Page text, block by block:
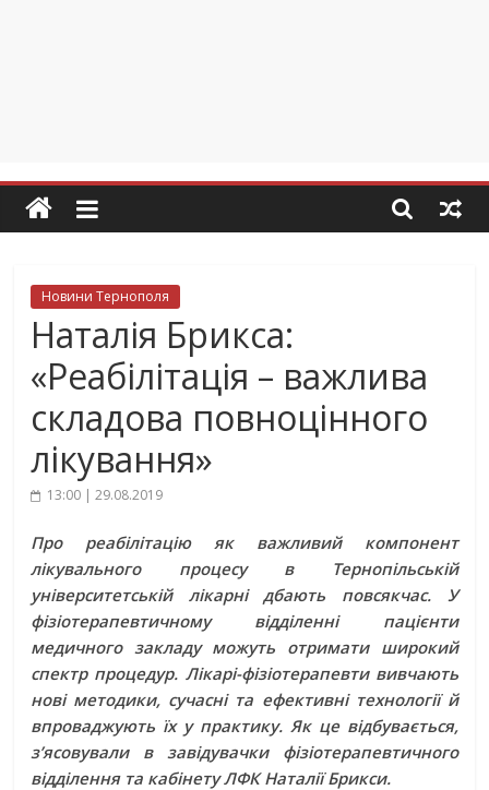
Новини Тернополя
Наталія Брикса:
«Реабілітація – важлива
складова повноцінного
лікування»
13:00 | 29.08.2019
Про реабілітацію як важливий компонент
лікувального процесу в Тернопільській
університетській лікарні дбають повсякчас. У
фізіотерапевтичному відділенні пацієнти
медичного закладу можуть отримати широкий
спектр процедур. Лікарі-фізіотерапевти вивчають
нові методики, сучасні та ефективні технології й
впроваджують їх у практику. Як це відбувається,
з’ясовували в завідувачки фізіотерапевтичного
відділення та кабінету ЛФК Наталії Брикси.